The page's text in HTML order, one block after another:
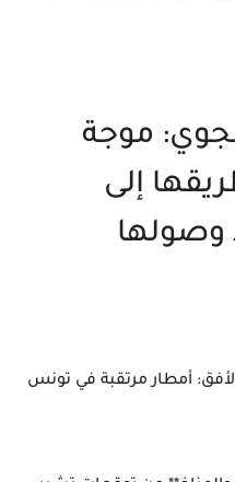
موجة
إلى
وصولها
أمطار مرتقبة في تونس